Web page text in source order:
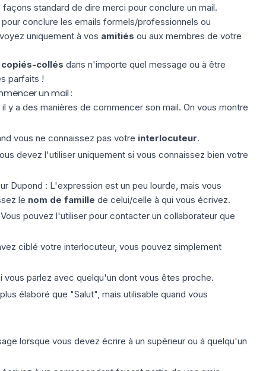
standard de dire merci pour conclure un mail.
conclure les emails formels/professionnels ou
uniquement à vos amitiés ou aux membres de votre
collés dans n'importe quel message ou à être
parfaits !
un mail :
y a des manières de commencer son mail. On vous montre
vous ne connaissez pas votre interlocuteur.
devez l'utiliser uniquement si vous connaissez bien votre
Dupond : L'expression est un peu lourde, mais vous
le nom de famille de celui/celle à qui vous écrivez.
pouvez l'utiliser pour contacter un collaborateur que
ciblé votre interlocuteur, vous pouvez simplement
vous parlez avec quelqu'un dont vous êtes proche.
élaboré que "Salut", mais utilisable quand vous
lorsque vous devez écrire à un supérieur ou à quelqu'un